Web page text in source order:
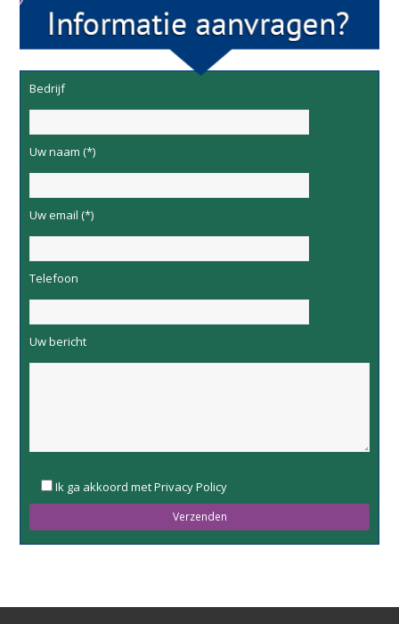
Bedrijf
Uw naam (*)
Uw email (*)
Telefoon
Uw bericht
leave
this
Ik ga akkoord met Privacy Policy